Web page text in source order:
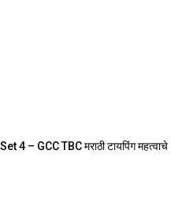
Set 4 – GCC TBC मराठी टायपिंग